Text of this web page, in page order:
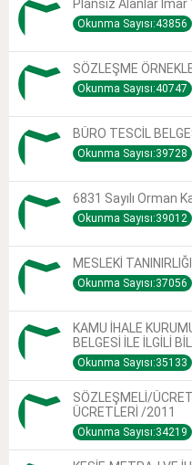
Plansız Alanlar
Okunma Sayısı:43856
SÖZLEŞME
Okunma Sayısı:40747
BÜRO TESCİL
Okunma Sayısı:39728
6831 Sayılı Orman
Okunma Sayısı:39012
MESLEKİ
Okunma Sayısı:37056
KAMU İHALE
BELGESİ İLE İLGİLİ
Okunma Sayısı:35133
SÖZLEŞMELİ/
ÜCRETLERİ /2011
Okunma Sayısı:34219